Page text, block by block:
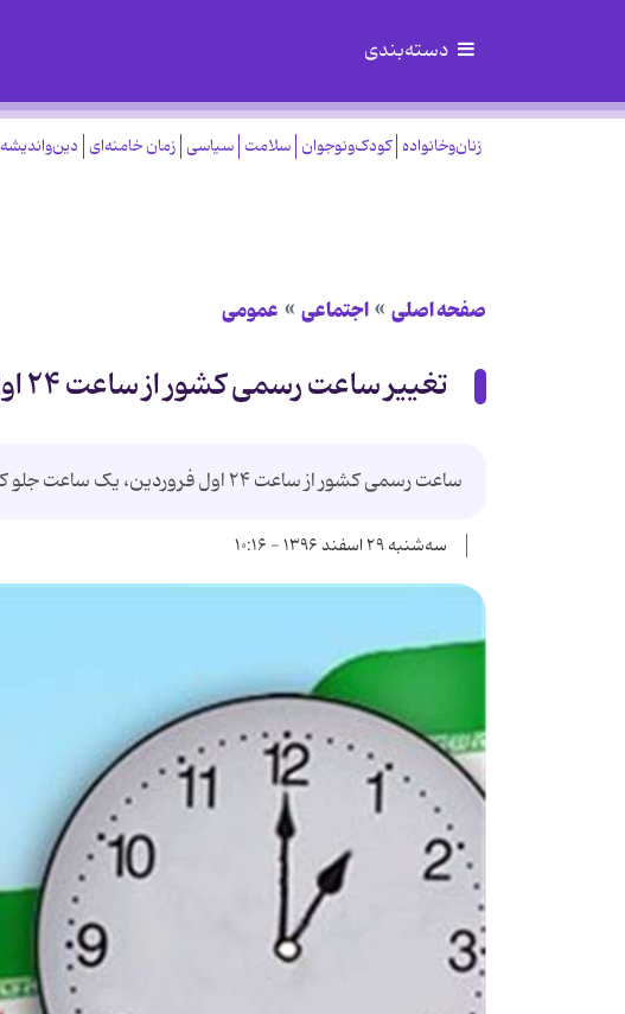
دسته‌بندی
زنان‌وخانواده کودک‌ونوجوان سلامت سیاسی زمان خامنه‌ای دین‌واندیشه
صفحه اصلی اجتماعی عمومی
تغییر ساعت رسمی کشور از ساعت ۲۴ اول فروردین
ساعت رسمی کشور از ساعت ۲۴ اول فروردین، یک ساعت جلو کشیده می‌شود.
سه‌شنبه ۲۹ اسفند ۱۳۹۶ - ۱۰:۱۶